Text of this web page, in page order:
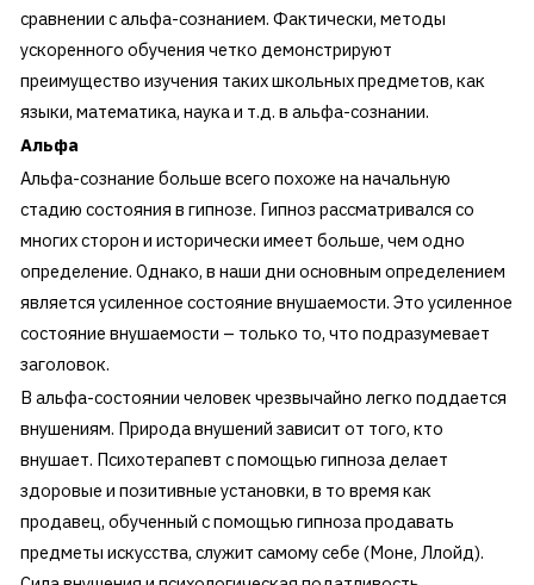
сравнении с альфа-сознанием. Фактически, методы
ускоренного обучения четко демонстрируют
преимущество изучения таких школьных предметов, как
языки, математика, наука и т.д. в альфа-сознании.
Альфа
Альфа-сознание больше всего похоже на начальную
стадию состояния в гипнозе. Гипноз рассматривался со
многих сторон и исторически имеет больше, чем одно
определение. Однако, в наши дни основным определением
является усиленное состояние внушаемости. Это усиленное
состояние внушаемости – только то, что подразумевает
заголовок.
В альфа-состоянии человек чрезвычайно легко поддается
внушениям. Природа внушений зависит от того, кто
внушает. Психотерапевт с помощью гипноза делает
здоровые и позитивные установки, в то время как
продавец, обученный с помощью гипноза продавать
предметы искусства, служит самому себе (Моне, Ллойд).